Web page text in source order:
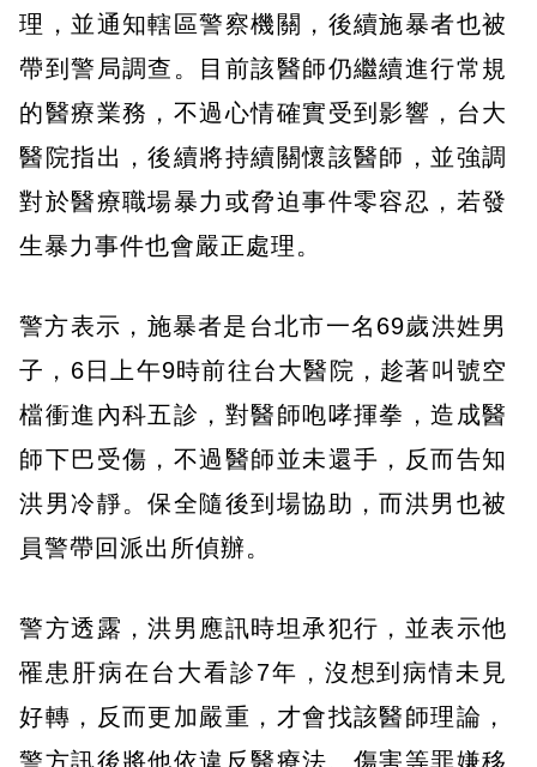
理，並通知轄區警察機關，後續施暴者也被
帶到警局調查。目前該醫師仍繼續進行常規
的醫療業務，不過心情確實受到影響，台大
醫院指出，後續將持續關懷該醫師，並強調
對於醫療職場暴力或脅迫事件零容忍，若發
生暴力事件也會嚴正處理。
警方表示，施暴者是台北市一名69歲洪姓男
子，6日上午9時前往台大醫院，趁著叫號空
檔衝進內科五診，對醫師咆哮揮拳，造成醫
師下巴受傷，不過醫師並未還手，反而告知
洪男冷靜。保全隨後到場協助，而洪男也被
員警帶回派出所偵辦。
警方透露，洪男應訊時坦承犯行，並表示他
罹患肝病在台大看診7年，沒想到病情未見
好轉，反而更加嚴重，才會找該醫師理論，
警方訊後將他依違反醫療法、傷害等罪嫌移